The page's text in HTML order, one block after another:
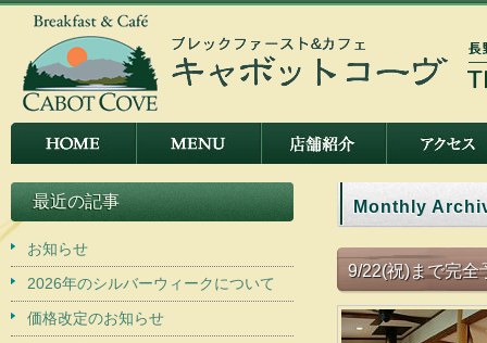
Monthly
9/22(祝)まで完全
最近の記事
お知らせ
2026年のシルバーウィークについて
価格改定のお知らせ